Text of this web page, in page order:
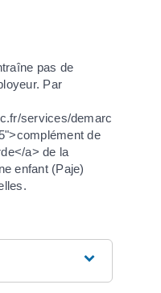
pas de
Par
services/demarches-
de
a> de la
enfant (Paje)